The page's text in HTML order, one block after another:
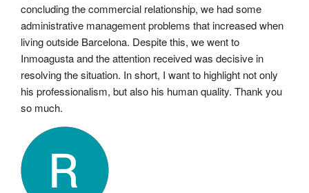
concluding the commercial relationship, we had some
administrative management problems that increased when
living outside Barcelona. Despite this, we went to
Inmoagusta and the attention received was decisive in
resolving the situation. In short, I want to highlight not only
his professionalism, but also his human quality. Thank you
so much.